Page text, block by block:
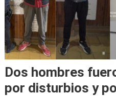
Dos hombres
por disturbios y